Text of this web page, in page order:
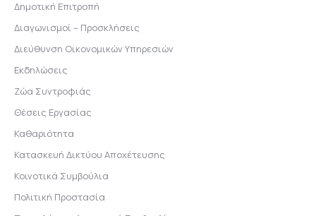
Δημοτική Επιτροπή
Διαγωνισμοί – Προσκλήσεις
Διεύθυνση Οικονομικών Υπηρεσιών
Εκδηλώσεις
Ζώα Συντροφιάς
Θέσεις Εργασίας
Καθαριότητα
Κατασκευή Δικτύου Αποχέτευσης
Κοινοτικά Συμβούλια
Πολιτική Προστασία